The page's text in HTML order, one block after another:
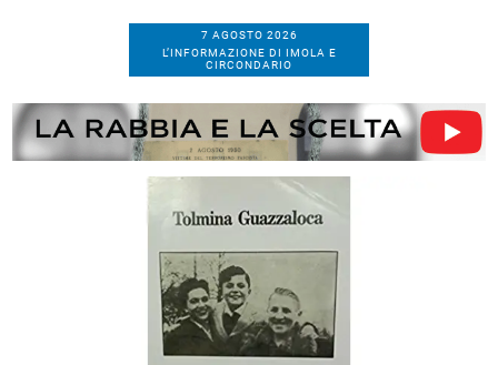
7 AGOSTO 2026
L’INFORMAZIONE DI IMOLA E
CIRCONDARIO